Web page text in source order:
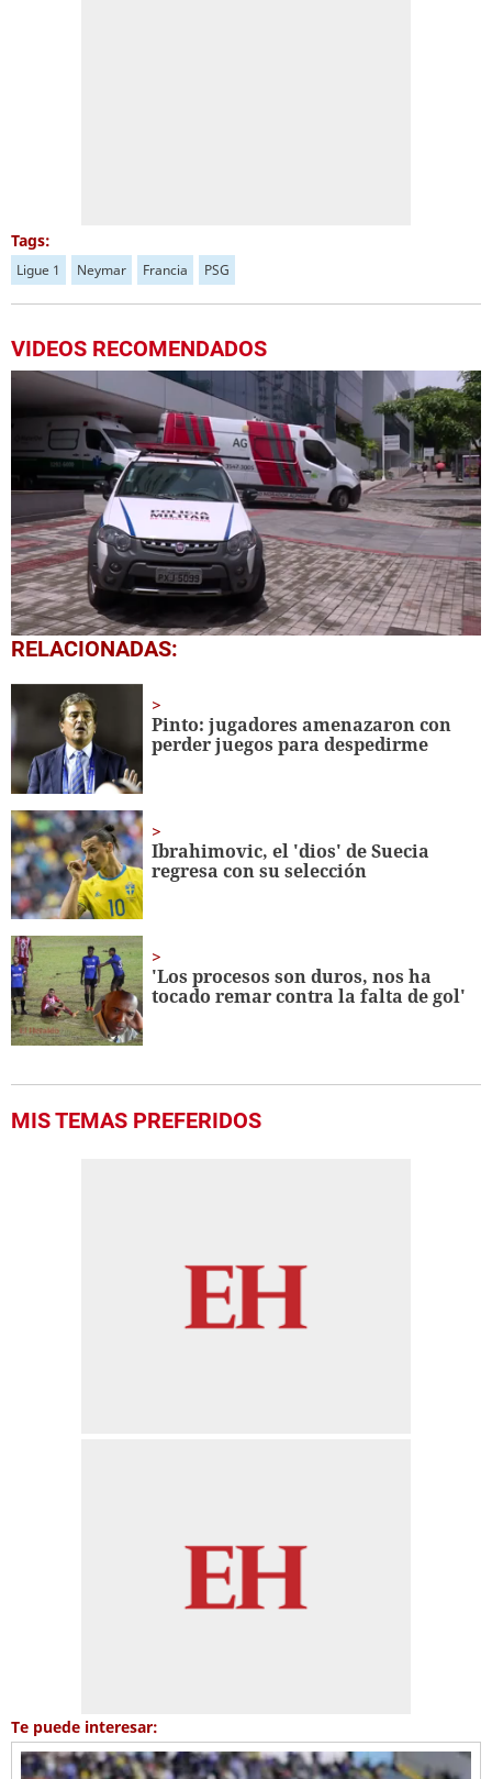
Tags:
Ligue 1 Neymar Francia PSG
VIDEOS RECOMENDADOS
0
seconds
minute,
seconds
RELACIONADAS:
Pinto: jugadores amenazaron con
perder juegos para despedirme
Ibrahimovic, el 'dios' de Suecia
regresa con su selección
'Los procesos son duros, nos ha
tocado remar contra la falta de gol'
MIS TEMAS PREFERIDOS
Te puede interesar: